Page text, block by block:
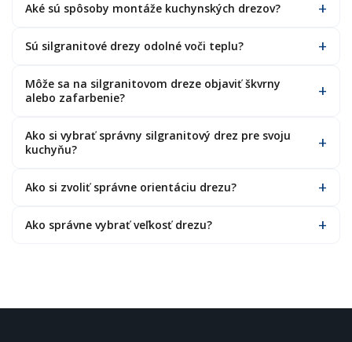
Aké sú spôsoby montáže kuchynských drezov?
Sú silgranitové drezy odolné voči teplu?
Môže sa na silgranitovom dreze objaviť škvrny
alebo zafarbenie?
Ako si vybrať správny silgranitový drez pre svoju
kuchyňu?
Ako si zvoliť správne orientáciu drezu?
Ako správne vybrať veľkosť drezu?